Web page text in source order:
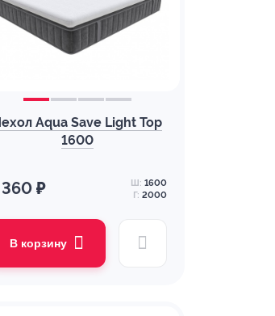
Aqua Save Light Top
1600
360 ₽ Ш: 1600
Г: 2000
В корзину